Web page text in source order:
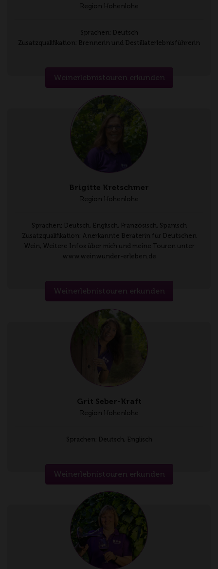
Region Hohenlohe
Sprachen: Deutsch
Zusatzqualifikation: Brennerin und Destillaterlebnisführerin
Weinerlebnistouren erkunden
Brigitte Kretschmer
Region Hohenlohe
Sprachen: Deutsch, Englisch, Französisch, Spanisch
Zusatzqualifikation: Anerkannte Beraterin für Deutschen
Wein, Weitere Infos über mich und meine Touren unter
www.weinwunder-erleben.de
Weinerlebnistouren erkunden
Grit Seber-Kraft
Region Hohenlohe
Sprachen: Deutsch, Englisch
Weinerlebnistouren erkunden